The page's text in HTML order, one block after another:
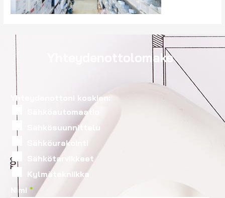
Yhteydenottolomake
Yhteydenottoni koskien:
Sähköautomaatio
Sähkösuunnittelu
Sähköurakointi
Sähkötarvikkeet
Kylmätekniikka
Nimi *